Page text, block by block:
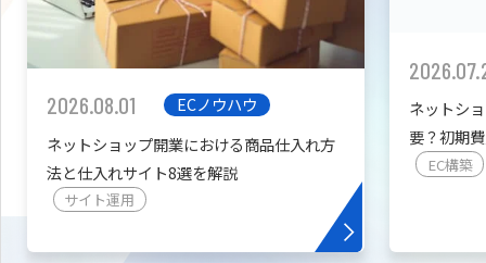
カスタマイズ開発
2026.08.01
ECノウハウ
ネットショップ開業における商品仕入れ方
法と仕入れサイト8選を解説
サイト運用
ネットシ
要？初期
を紹介
EC構築